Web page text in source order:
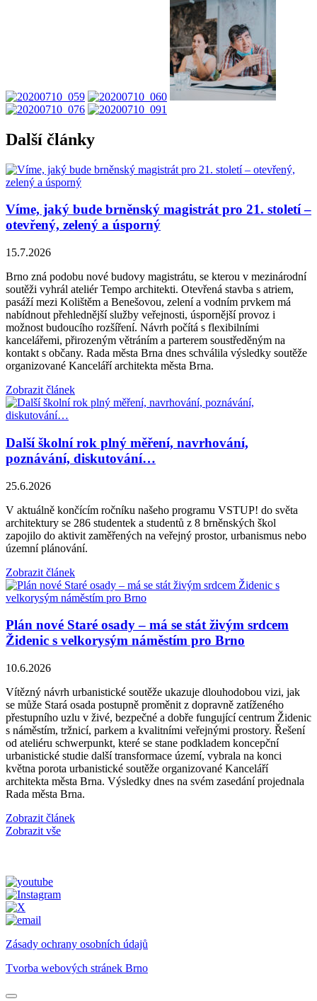
Další články
Víme, jaký bude brněnský magistrát pro 21. století –
otevřený, zelený a úsporný
15.7.2026
Brno zná podobu nové budovy magistrátu, se kterou v mezinárodní
soutěži vyhrál ateliér Tempo architekti. Otevřená stavba s atriem,
pasáží mezi Kolištěm a Benešovou, zelení a vodním prvkem má
nabídnout přehlednější služby veřejnosti, úspornější provoz i
možnost budoucího rozšíření. Návrh počítá s flexibilními
kancelářemi, přirozeným větráním a parterem soustředěným na
kontakt s občany. Rada města Brna dnes schválila výsledky soutěže
organizované Kanceláří architekta města Brna.
Zobrazit článek
Další školní rok plný měření, navrhování,
poznávání, diskutování…
25.6.2026
V aktuálně končícím ročníku našeho programu VSTUP! do světa
architektury se 286 studentek a studentů z 8 brněnských škol
zapojilo do aktivit zaměřených na veřejný prostor, urbanismus nebo
územní plánování.
Zobrazit článek
Plán nové Staré osady – má se stát živým srdcem
Židenic s velkorysým náměstím pro Brno
10.6.2026
Vítězný návrh urbanistické soutěže ukazuje dlouhodobou vizi, jak
se může Stará osada postupně proměnit z dopravně zatíženého
přestupního uzlu v živé, bezpečné a dobře fungující centrum Židenic
s náměstím, tržnicí, parkem a kvalitními veřejnými prostory. Řešení
od ateliéru schwerpunkt, které se stane podkladem koncepční
urbanistické studie další transformace území, vybrala na konci
května porota urbanistické soutěže organizované Kanceláří
architekta města Brna. Výsledky dnes na svém zasedání projednala
Rada města Brna.
Zobrazit článek
Zobrazit vše
Zásady ochrany osobních údajů
Tvorba webových stránek Brno